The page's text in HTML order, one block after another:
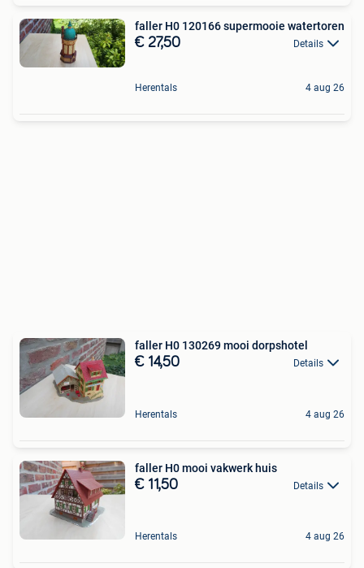
faller H0 120166 supermooie watertoren
€ 27,50 Details
Herentals 4 aug 26
faller H0 130269 mooi dorpshotel
€ 14,50 Details
Herentals 4 aug 26
faller H0 mooi vakwerk huis
€ 11,50 Details
Herentals 4 aug 26